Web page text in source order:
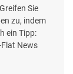
Sie
zu, indem
ein Tipp:
News